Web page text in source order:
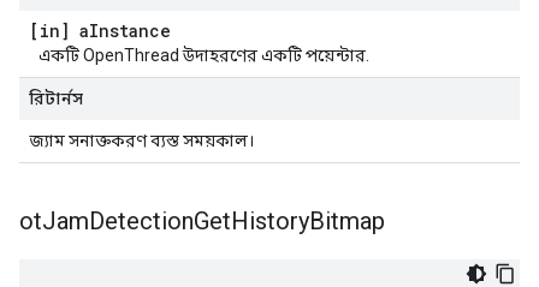
[in] aInstance
একটি OpenThread উদাহরণের একটি পয়েন্টার.
রিটার্নস
জ্যাম সনাক্তকরণ ব্যস্ত সময়কাল।
otJamDetectionGetHistoryBitmap